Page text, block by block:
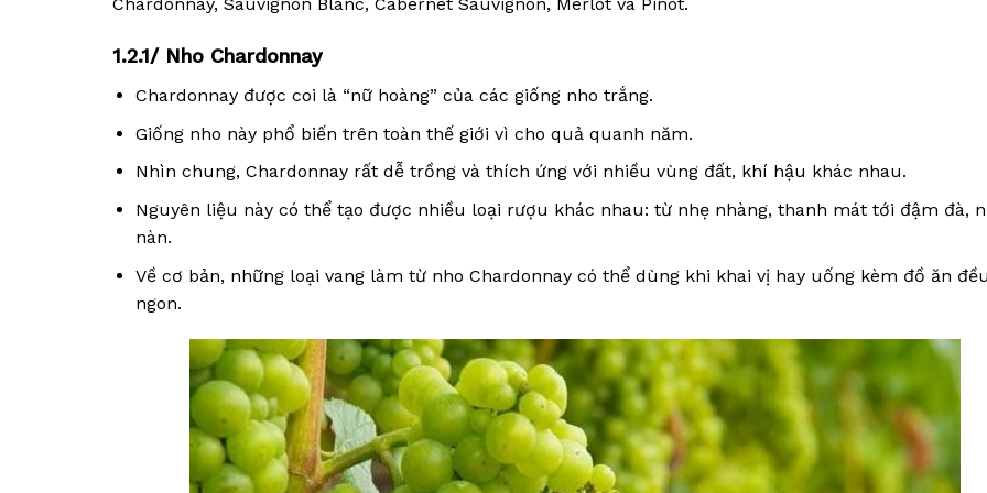
Chardonnay, Sauvignon Blanc, Cabernet Sauvignon, Merlot và Pinot.
1.2.1/ Nho Chardonnay
Chardonnay được coi là “nữ hoàng” của các giống nho trắng.
Giống nho này phổ biến trên toàn thế giới vì cho quả quanh năm.
Nhìn chung, Chardonnay rất dễ trồng và thích ứng với nhiều vùng đất, khí hậu khác nhau.
Nguyên liệu này có thể tạo được nhiều loại rượu khác nhau: từ nhẹ nhàng, thanh mát tới đậm đà,
nàn.
Về cơ bản, những loại vang làm từ nho Chardonnay có thể dùng khi khai vị hay uống kèm đồ ăn đều
ngon.